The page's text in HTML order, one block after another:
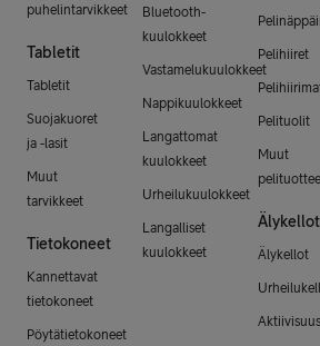
puhelintarvikkeet
Tabletit
Tabletit
Suojakuoret
ja -lasit
Muut
tarvikkeet
Tietokoneet
Kannettavat
tietokoneet
Pöytätietokoneet
Bluetooth-
kuulokkeet
Vastamelukuulokkeet
Nappikuulokkeet
Langattomat
kuulokkeet
Urheilukuulokkeet
Langalliset
kuulokkeet
Pelihiiret
Pelituolit
Muut
Älykellot
Älykellot